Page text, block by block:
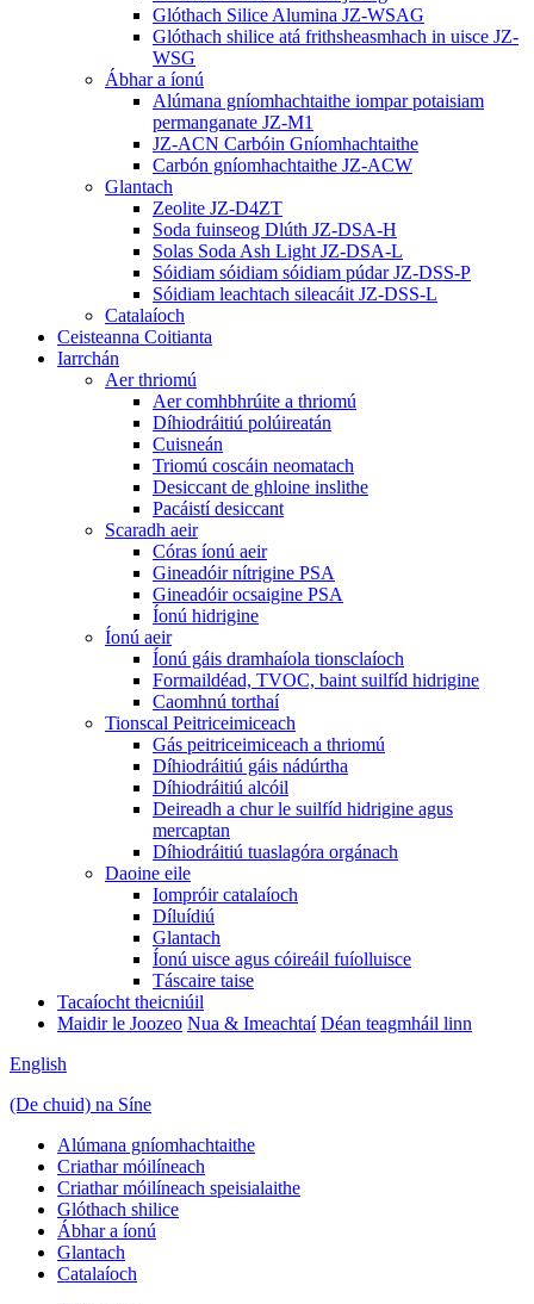
Glóthach Silice Alumina JZ-WSAG
Glóthach shilice atá frithsheasmhach in uisce JZ-
WSG
Ábhar a íonú
Alúmana gníomhachtaithe iompar potaisiam
permanganate JZ-M1
JZ-ACN Carbóin Gníomhachtaithe
Carbón gníomhachtaithe JZ-ACW
Glantach
Zeolite JZ-D4ZT
Soda fuinseog Dlúth JZ-DSA-H
Solas Soda Ash Light JZ-DSA-L
Sóidiam sóidiam sóidiam púdar JZ-DSS-P
Sóidiam leachtach sileacáit JZ-DSS-L
Catalaíoch
Ceisteanna Coitianta
Iarrchán
Aer thriomú
Aer comhbhrúite a thriomú
Díhiodráitiú polúireatán
Cuisneán
Triomú coscáin neomatach
Desiccant de ghloine inslithe
Pacáistí desiccant
Scaradh aeir
Córas íonú aeir
Gineadóir nítrigine PSA
Gineadóir ocsaigine PSA
Íonú hidrigine
Íonú aeir
Íonú gáis dramhaíola tionsclaíoch
Formaildéad, TVOC, baint suilfíd hidrigine
Caomhnú torthaí
Tionscal Peitriceimiceach
Gás peitriceimiceach a thriomú
Díhiodráitiú gáis nádúrtha
Díhiodráitiú alcóil
Deireadh a chur le suilfíd hidrigine agus
mercaptan
Díhiodráitiú tuaslagóra orgánach
Daoine eile
Iompróir catalaíoch
Díluídiú
Glantach
Íonú uisce agus cóireáil fuíolluisce
Táscaire taise
Tacaíocht theicniúil
Maidir le Joozeo Nua & Imeachtaí Déan teagmháil linn
English
(De chuid) na Síne
Alúmana gníomhachtaithe
Criathar móilíneach
Criathar móilíneach speisialaithe
Glóthach shilice
Ábhar a íonú
Glantach
Catalaíoch